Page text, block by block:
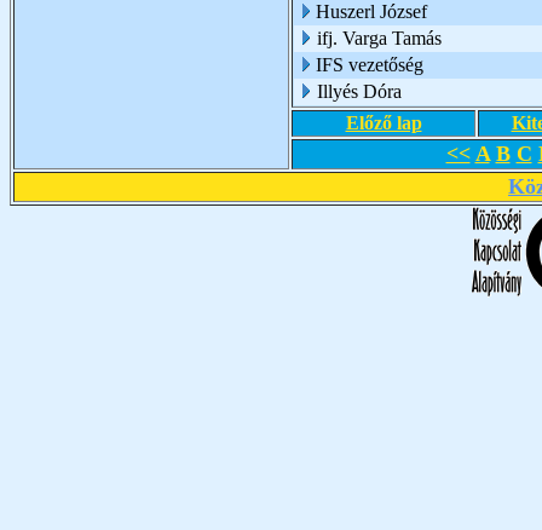
Huszerl József
ifj. Varga Tamás
IFS vezetőség
Illyés Dóra
Előző lap
<< A B C